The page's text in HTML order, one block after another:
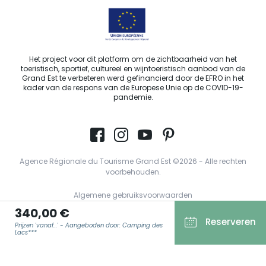
340,00 €
Prijzen 'vanaf...' - Aangeboden door: Camping des
Lacs***
Reserveren
Het project voor dit platform om de zichtbaarheid van het
toeristisch, sportief, cultureel en wijntoeristisch aanbod van de
Grand Est te verbeteren werd gefinancierd door de EFRO in het
kader van de respons van de Europese Unie op de COVID-19-
pandemie.
Agence Régionale du Tourisme Grand Est ©2026 - Alle rechten
voorbehouden.
Algemene gebruiksvoorwaarden
Privacyverklaring